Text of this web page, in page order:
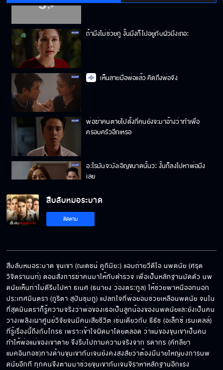
ถ้ามึงไม่ช่วยกู งั้นมึงก็ไปอยู่กับผัวมึงเถอะ
เห็นลายมือพ่อแล้ว คิดถึงพ่อจัง
พ่อฆ่าคนตายไปตั้งกี่คนยังจะมาอ้างว่าทำเพื่อ
ครอบครัวอีกเหรอ
อะไรมันจะบังเอิญขนาดนั้นวะ งั้นก็ลงไปหาพ่อมึง
เลย
คุณหมอคิดจะทำอะไร คิดให้ดี ๆ นะครับ
มั้ย
พ่อตายเพราะได้รับสารมอร์ฟีนเกินขนาด
ผมรอได้นานแค่ไหนผมก็รอได้
สืบลับหมอระบาด
ติดตาม
สืบลับหมอระบาด ขุนเขา (ณเดชน์ คูกิมิยะ) แอบถ่ายวีดีโอ นพดนัย (ศรุต
วิจิตรานนท์) ตอนสั่งการฆ่าคนมาให้กับตำรวจ เพื่อเป็นหลักฐานมัดตัว นพ
ดนัยเห็นท่าไม่ดีรีบไปหา ธเนศ (ธนายง ว่องตระกูล) ให้ช่วยพาหนีออกนอก
ประเทศมินตรา (ภูริตา สุปินชุมภู) แปลกใจที่พ่อยอมช่วยเหลือนพดนัย จนใน
ที่สุดมินตราก็รู้ความจริงว่าพ่อของเธอเป็นลูกน้องของนพดนัยและยังเป็นคน
วางเพลิงเผาศูนย์วิจัยจนมีคนเสียชีวิต เช่นเดียวกับ ธีธัช (อเล็กซ์ เรนเดลล์)
ที่รู้เรื่องนี้ถึงกับโกรธ เพราะเข้าใจผิดมาโดยตลอด ว่าแม่ของขุนเขาเป็นคน
ทำให้พ่อแม่ของเขาตาย จึงรีบไปถามความจริงจาก รดากร (คัทลียา
แมคอินทอช)ทางด้านขุนเขากับเจนยังคงสงสัยว่าต้องมีนายใหญ่บงการนพ
ดนัยอีกที ทุกคนจึงตามมาช่วยขุนเขากับเจนจิราหาหลักฐานอีกแรง